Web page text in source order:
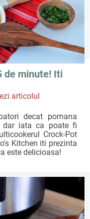
de minute! Iti
articolul
decat pomana
dar iata ca poate fi
Crock-Pot
Kitchen iti prezinta
este delicioasa!